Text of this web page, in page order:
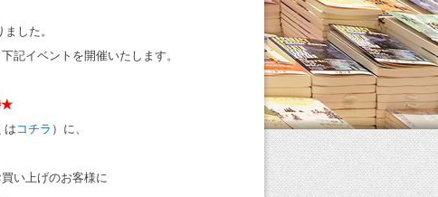
した。
記イベントを開催いたします。
★
は コチラ ）に、
い上げのお客様に